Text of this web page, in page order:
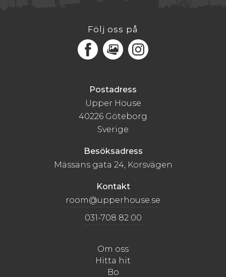
Följ oss på
FacebookMediaPortal
Instagram
Postadress
Upper House
40226 Göteborg
Sverige
Besöksadress
Mässans gata 24, Korsvägen
Kontakt
room@upperhouse.se
031-708 82 00
Om oss
Hitta hit
Bo